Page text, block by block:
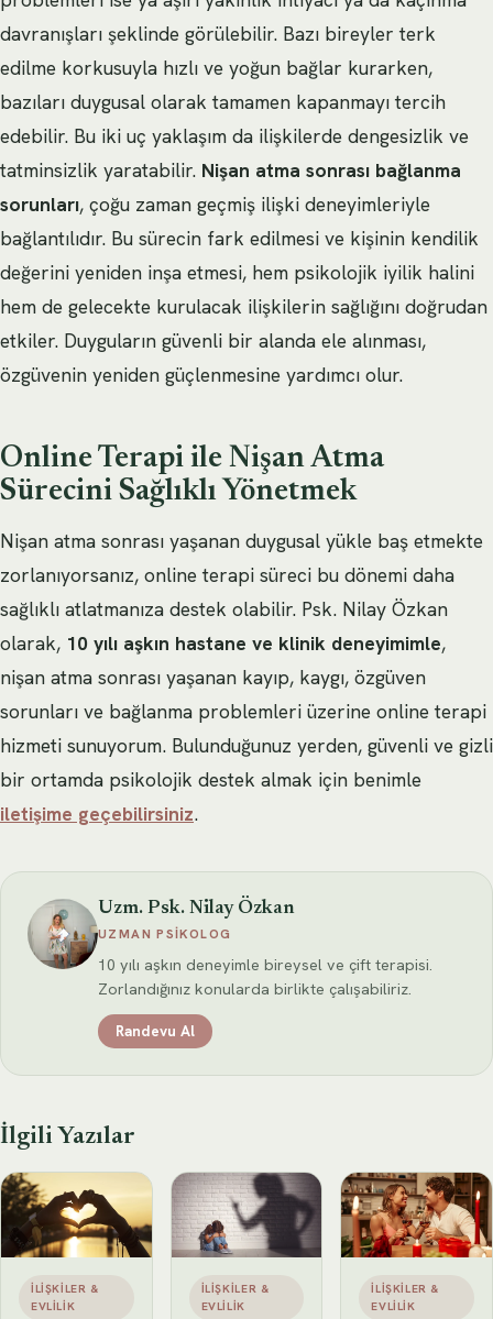
davranışları şeklinde görülebilir. Bazı bireyler terk
edilme korkusuyla hızlı ve yoğun bağlar kurarken,
bazıları duygusal olarak tamamen kapanmayı tercih
edebilir. Bu iki uç yaklaşım da ilişkilerde dengesizlik ve
tatminsizlik yaratabilir. Nişan atma sonrası bağlanma
sorunları, çoğu zaman geçmiş ilişki deneyimleriyle
bağlantılıdır. Bu sürecin fark edilmesi ve kişinin kendilik
değerini yeniden inşa etmesi, hem psikolojik iyilik halini
hem de gelecekte kurulacak ilişkilerin sağlığını doğrudan
etkiler. Duyguların güvenli bir alanda ele alınması,
özgüvenin yeniden güçlenmesine yardımcı olur.
Online Terapi ile Nişan Atma
Sürecini Sağlıklı Yönetmek
Nişan atma sonrası yaşanan duygusal yükle baş etmekte
zorlanıyorsanız, online terapi süreci bu dönemi daha
sağlıklı atlatmanıza destek olabilir. Psk. Nilay Özkan
olarak, 10 yılı aşkın hastane ve klinik deneyimimle,
nişan atma sonrası yaşanan kayıp, kaygı, özgüven
sorunları ve bağlanma problemleri üzerine online terapi
hizmeti sunuyorum. Bulunduğunuz yerden, güvenli ve gizli
bir ortamda psikolojik destek almak için benimle
iletişime geçebilirsiniz.
Uzm. Psk. Nilay Özkan
UZMAN PSIKOLOG
10 yılı aşkın deneyimle bireysel ve çift terapisi.
Zorlandığınız konularda birlikte çalışabiliriz.
Randevu Al
İlgili Yazılar
İLIŞKILER &
EVLILIK
İLIŞKILER &
EVLILIK
İLIŞKILER &
EVLILIK